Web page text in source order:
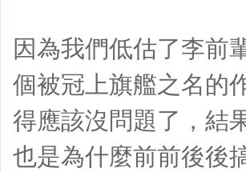
因為我們低估了李前
個被冠上旗艦之名的
得應該沒問題了，結
也是為什麼前前後後